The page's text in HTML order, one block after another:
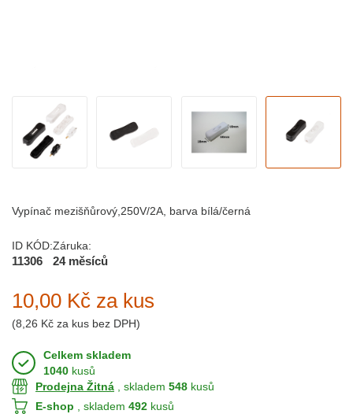
Vypínač mezišňůrový,250V/2A, barva bílá/černá
ID KÓD:
11306
Záruka:
24 měsíců
10,00 Kč za kus
(8,26 Kč za kus bez DPH)
Celkem skladem
1040 kusů
Prodejna Žitná , skladem 548 kusů
E-shop , skladem 492 kusů